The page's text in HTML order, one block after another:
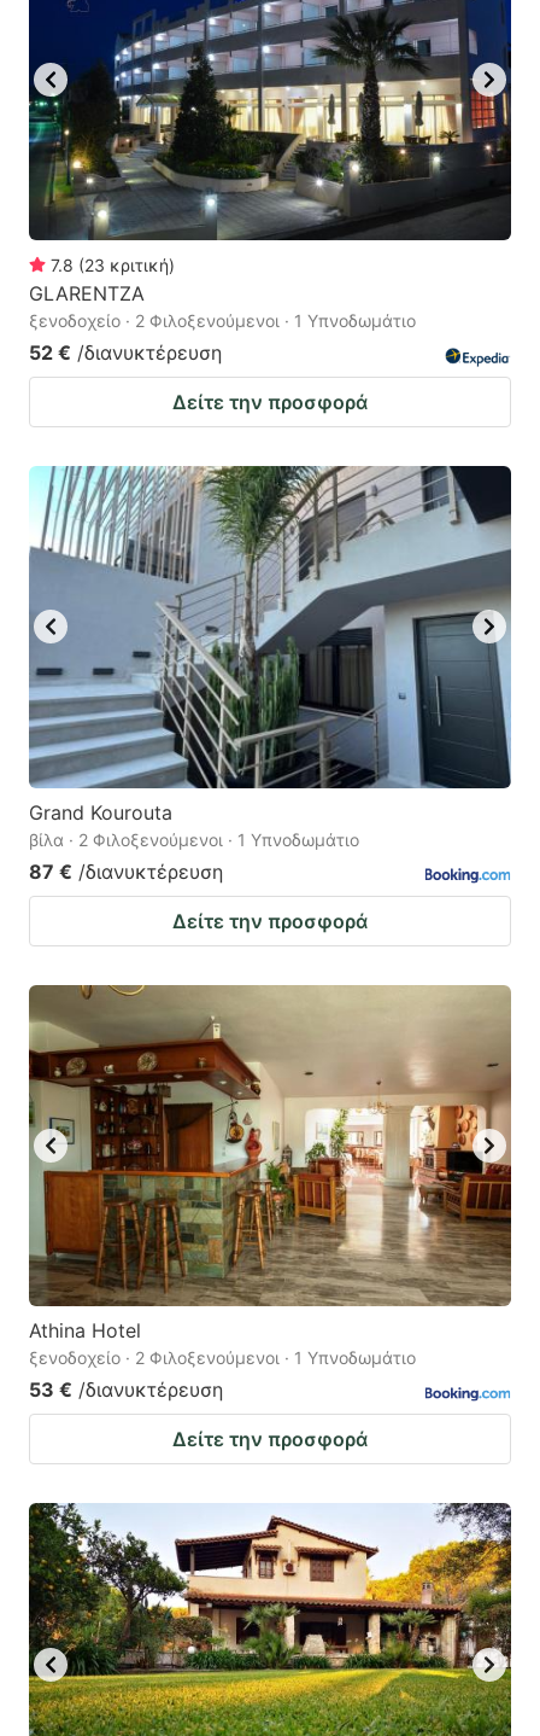
7.8 (23 κριτική)
GLARENTZA
ξενοδοχείο · 2 Φιλοξενούμενοι · 1 Υπνοδωμάτιο
52 € /διανυκτέρευση
Δείτε την προσφορά
Grand Kourouta
βίλα · 2 Φιλοξενούμενοι · 1 Υπνοδωμάτιο
87 € /διανυκτέρευση
Δείτε την προσφορά
Athina Hotel
ξενοδοχείο · 2 Φιλοξενούμενοι · 1 Υπνοδωμάτιο
53 € /διανυκτέρευση
Δείτε την προσφορά